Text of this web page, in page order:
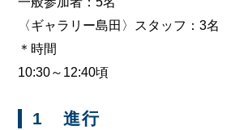
〈ギャラリー島田〉スタッフ：3名
＊時間
10:30～12:40頃
1 進行